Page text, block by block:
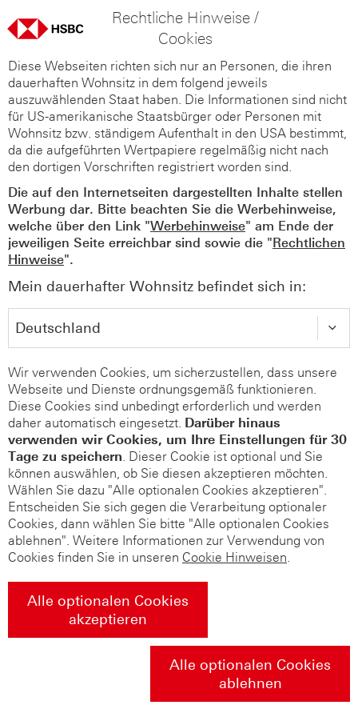
Rechtliche Hinweise /
Cookies
Diese Webseiten richten sich nur an Personen, die ihren
dauerhaften Wohnsitz in dem folgend jeweils
auszuwählenden Staat haben. Die Informationen sind nicht
für US-amerikanische Staatsbürger oder Personen mit
Wohnsitz bzw. ständigem Aufenthalt in den USA bestimmt,
da die aufgeführten Wertpapiere regelmäßig nicht nach
den dortigen Vorschriften registriert worden sind.
Die auf den Internetseiten dargestellten Inhalte stellen
Werbung dar. Bitte beachten Sie die Werbehinweise,
welche über den Link "Werbehinweise" am Ende der
jeweiligen Seite erreichbar sind sowie die "Rechtlichen
Hinweise".
Mein dauerhafter Wohnsitz befindet sich in:
Wir verwenden Cookies, um sicherzustellen, dass unsere
Webseite und Dienste ordnungsgemäß funktionieren.
Diese Cookies sind unbedingt erforderlich und werden
daher automatisch eingesetzt. Darüber hinaus
verwenden wir Cookies, um Ihre Einstellungen für 30
Tage zu speichern. Dieser Cookie ist optional und Sie
können auswählen, ob Sie diesen akzeptieren möchten.
Wählen Sie dazu "Alle optionalen Cookies akzeptieren".
Entscheiden Sie sich gegen die Verarbeitung optionaler
Cookies, dann wählen Sie bitte "Alle optionalen Cookies
ablehnen". Weitere Informationen zur Verwendung von
Cookies finden Sie in unseren Cookie Hinweisen.
Alle optionalen Cookies
akzeptieren
Alle optionalen Cookies
ablehnen